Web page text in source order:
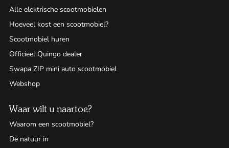
Alle elektrische scootmobielen
Hoeveel kost een scootmobiel?
Scootmobiel huren
Officieel Quingo dealer
Swapa ZIP mini auto scootmobiel
Webshop
Waar wilt u naartoe?
Waarom een scootmobiel?
De natuur in